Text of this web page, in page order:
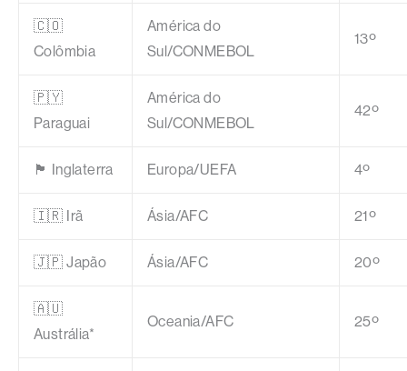
🇨🇴
Colômbia
América do
Sul/CONMEBOL
13º
🇵🇾
Paraguai
América do
Sul/CONMEBOL
42º
🏴 Inglaterra Europa/UEFA 4º
🇮🇷 Irã Ásia/AFC 21º
🇯🇵 Japão Ásia/AFC 20º
🇦🇺
Austrália*
Oceania/AFC 25º